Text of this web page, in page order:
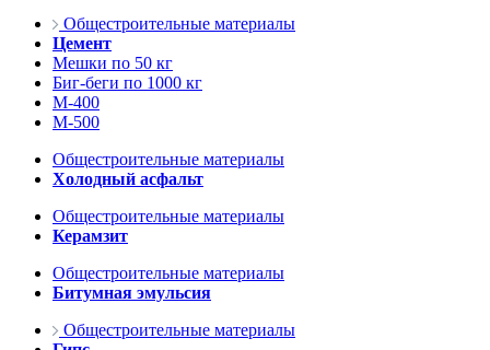
Общестроительные материалы
Цемент
Мешки по 50 кг
Биг-беги по 1000 кг
М-400
М-500
Общестроительные материалы
Холодный асфальт
Общестроительные материалы
Керамзит
Общестроительные материалы
Битумная эмульсия
Общестроительные материалы